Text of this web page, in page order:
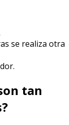
se realiza otra
tan